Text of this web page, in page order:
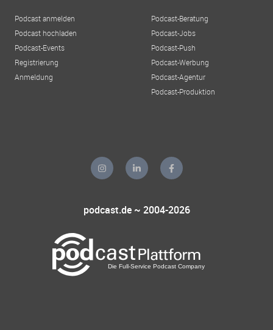
Podcast anmelden
Podcast hochladen
Podcast-Events
Registrierung
Anmeldung
Podcast-Beratung
Podcast-Jobs
Podcast-Push
Podcast-Werbung
Podcast-Agentur
Podcast-Produktion
podcast.de ~ 2004-2026